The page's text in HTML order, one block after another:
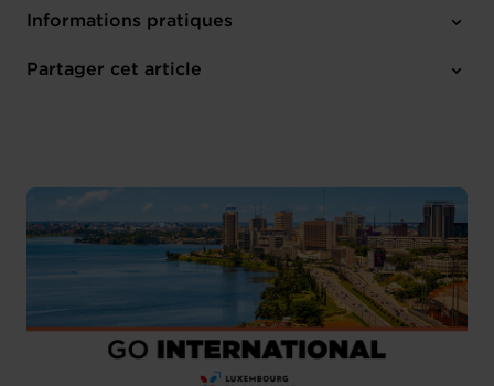
Informations pratiques
Dimanche 8 Nov 2026 > Mardi 10 Nov 2026
Partager cet article